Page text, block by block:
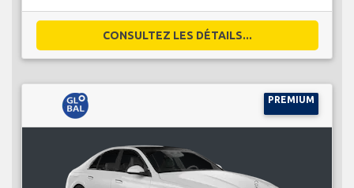
CONSULTEZ LES DÉTAILS...
PREMIUM